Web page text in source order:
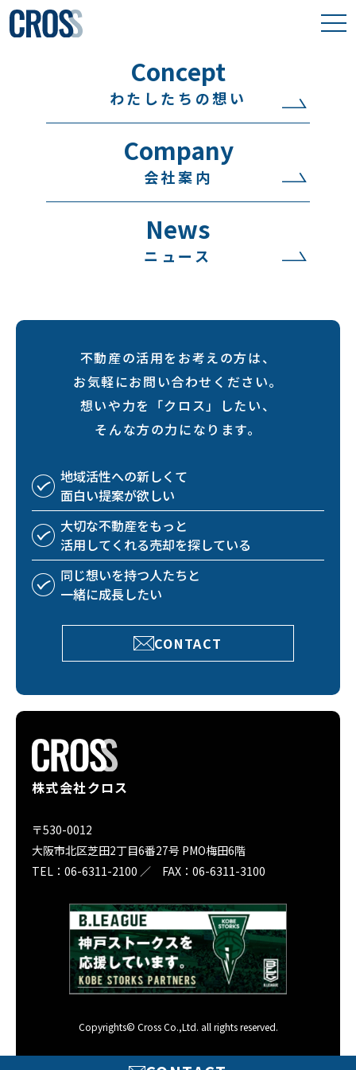
Concept
わたしたちの想い
Company
会社案内
News
ニュース
不動産の活用をお考えの方は、
お気軽にお問い合わせください。
想いや力を「クロス」したい、
そんな方の力になります。
地域活性への新しくて
面白い提案が欲しい
大切な不動産をもっと
活用してくれる売却を探している
同じ想いを持つ人たちと
一緒に成長したい
CONTACT
株式会社クロス
〒530-0012
大阪市北区芝田2丁目6番27号 PMO梅田6階
TEL：06-6311-2100 ／ FAX：06-6311-3100
Copyrights© Cross Co.,Ltd. all rights reserved.